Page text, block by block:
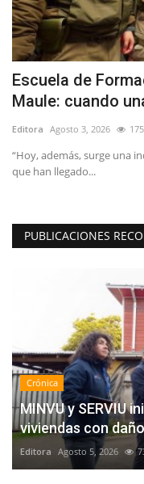
Escuela de
Maule: cuando
Editora Agosto 3, 2026 175
“Hoy, además, surge una
que han llegado...
PUBLICACIONES
Crónica
MINVU y SERVIU
viviendas con
Editora Agosto 5, 2026